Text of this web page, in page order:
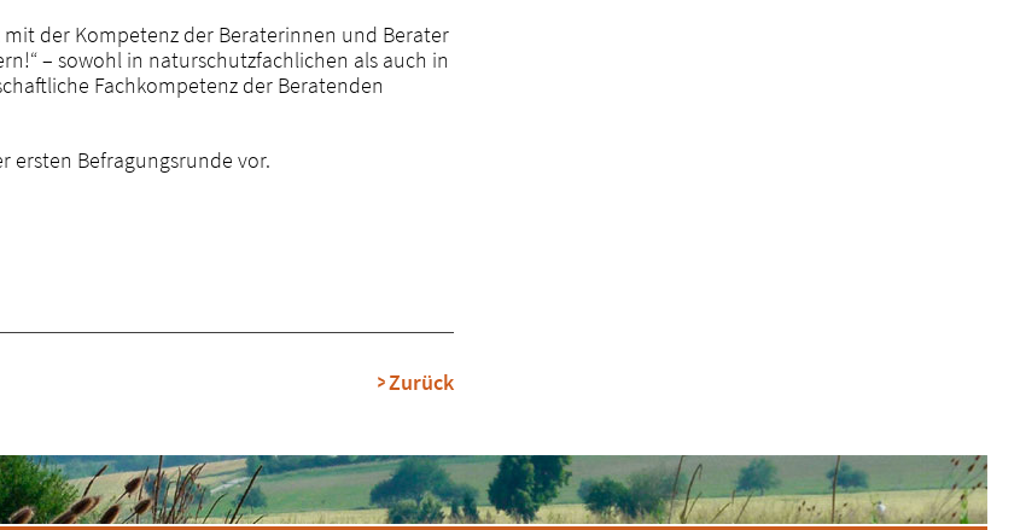
der Kompetenz der Beraterinnen und Berater
– sowohl in naturschutzfachlichen als auch in
Fachkompetenz der Beratenden
ersten Befragungsrunde vor.
Zurück